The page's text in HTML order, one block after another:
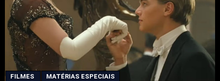
FILMES MATÉRIAS ESPECIAIS